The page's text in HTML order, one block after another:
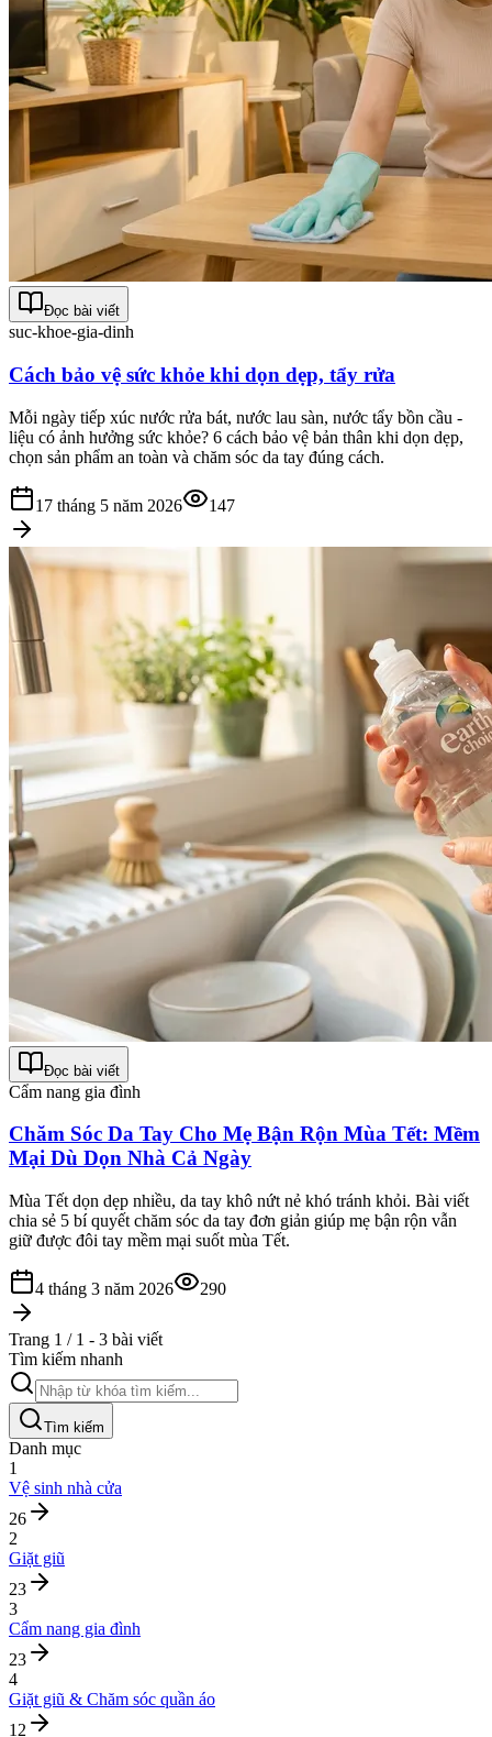
Đọc bài viết
suc-khoe-gia-dinh
Cách bảo vệ sức khỏe khi dọn dẹp, tẩy rửa
Mỗi ngày tiếp xúc nước rửa bát, nước lau sàn, nước tẩy bồn cầu -
liệu có ảnh hưởng sức khỏe? 6 cách bảo vệ bản thân khi dọn dẹp,
chọn sản phẩm an toàn và chăm sóc da tay đúng cách.
17 tháng 5 năm 2026 147
Đọc bài viết
Cẩm nang gia đình
Chăm Sóc Da Tay Cho Mẹ Bận Rộn Mùa Tết: Mềm
Mại Dù Dọn Nhà Cả Ngày
Mùa Tết dọn dẹp nhiều, da tay khô nứt nẻ khó tránh khỏi. Bài viết
chia sẻ 5 bí quyết chăm sóc da tay đơn giản giúp mẹ bận rộn vẫn
giữ được đôi tay mềm mại suốt mùa Tết.
4 tháng 3 năm 2026 290
Trang 1 / 1 - 3 bài viết
Tìm kiếm nhanh
Tìm kiếm
Danh mục
1
Vệ sinh nhà cửa
26
2
Giặt giũ
23
3
Cẩm nang gia đình
23
4
Giặt giũ & Chăm sóc quần áo
12